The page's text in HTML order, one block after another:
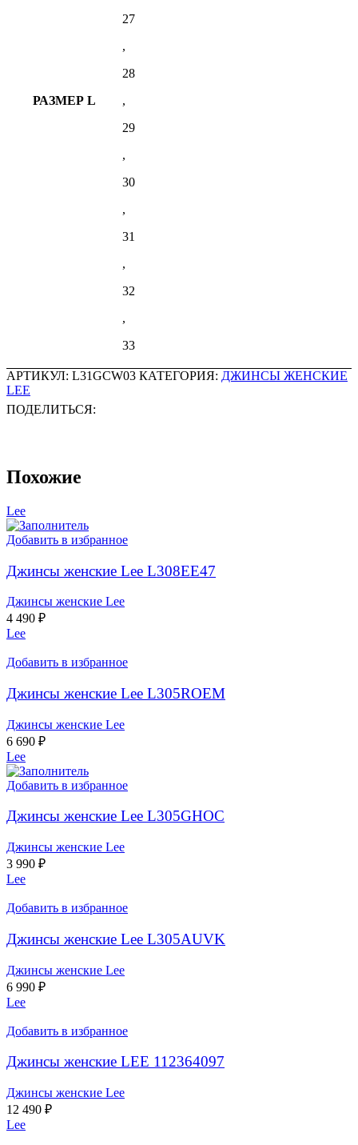
РАЗМЕР L
27
,
28
,
29
,
30
,
31
,
32
,
33
АРТИКУЛ: L31GCW03 КАТЕГОРИЯ: ДЖИНСЫ ЖЕНСКИЕ
LEE
ПОДЕЛИТЬСЯ:
Похожие
Lee
Добавить в избранное
Джинсы женские Lee L308EE47
Джинсы женские Lee
4 490 ₽
Lee
Добавить в избранное
Джинсы женские Lee L305ROEM
Джинсы женские Lee
6 690 ₽
Lee
Добавить в избранное
Джинсы женские Lee L305GHOC
Джинсы женские Lee
3 990 ₽
Lee
Добавить в избранное
Джинсы женские Lee L305AUVK
Джинсы женские Lee
6 990 ₽
Lee
Добавить в избранное
Джинсы женские LEE 112364097
Джинсы женские Lee
12 490 ₽
Lee